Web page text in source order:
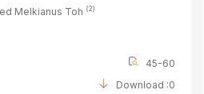
Melkianus Toh (2)
45-60
Download :0